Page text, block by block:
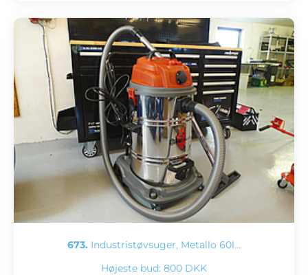
673. Industristøvsuger, Metallo 60l…
Højeste bud: 800 DKK